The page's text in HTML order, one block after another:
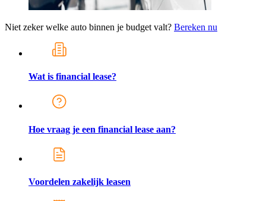
Niet zeker welke auto binnen je budget valt? Bereken nu
Wat is financial lease?
Hoe vraag je een financial lease aan?
Voordelen zakelijk leasen